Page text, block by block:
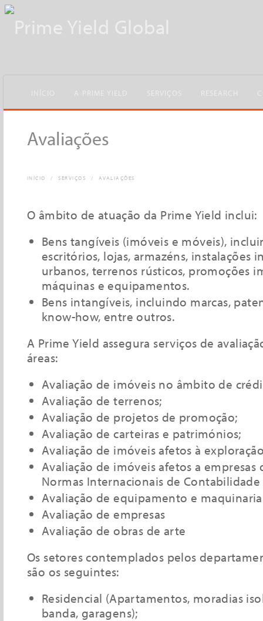
Avaliações
INÍCIO / SERVIÇOS / AVALIAÇÕES
O âmbito de atuação da Prime Yield inclui:
Bens tangíveis (imóveis e móveis),
escritórios, lojas, armazéns, instalações
urbanos, terrenos rústicos, promoções
máquinas e equipamentos.
Bens intangíveis, incluindo marcas,
know-how, entre outros.
A Prime Yield assegura serviços de
áreas:
Avaliação de imóveis no âmbito de
Avaliação de terrenos;
Avaliação de projetos de promoção;
Avaliação de carteiras e patrimónios;
Avaliação de imóveis afetos à
Avaliação de imóveis afetos a empresas
Normas Internacionais de Contabilidade
Avaliação de equipamento e
Avaliação de empresas
Avaliação de obras de arte
Os setores contemplados pelos
são os seguintes:
Residencial (Apartamentos, moradias
banda, garagens);